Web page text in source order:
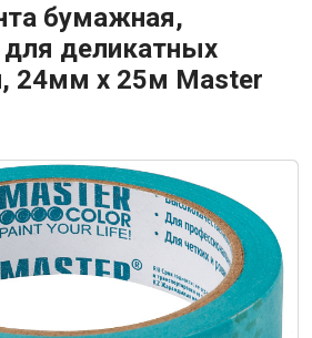
бумажная,
для деликатных
24мм x 25м Master
смеси
и отделка